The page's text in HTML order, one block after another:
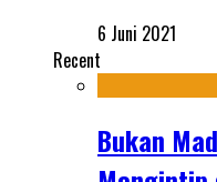
6 Juni 2021
Recent
Bukan